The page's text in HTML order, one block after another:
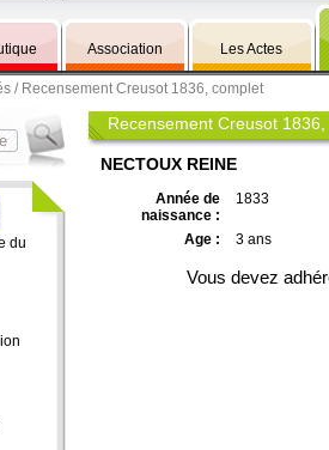
Association Les Actes
/ Recensement Creusot 1836, complet
du
Recensement Creusot
NECTOUX REINE
Année de
naissance :
1833
Age : 3 ans
Vous devez